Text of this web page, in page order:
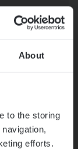
About
to the storing
efforts.